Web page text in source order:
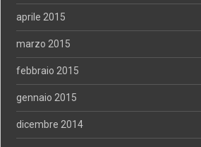
aprile 2015
marzo 2015
febbraio 2015
gennaio 2015
dicembre 2014